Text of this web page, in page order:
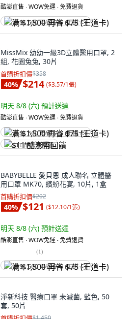
酷澎直售 ∙ WOW免運 ∙ 免費退貨
满 $1,500 再省 $75 (王道卡)
MissMix 幼幼一級3D立體醫用口罩, 2
組, 花園兔兔, 30片
首購折扣價$358
40% $214 ($3.57/1張)
明天 8/8 (六) 預計送達
酷澎直售 ∙ WOW免運 ∙ 免費退貨
满 $1,500 再省 $75 (王道卡)
$11 酷澎幣回饋
BABYBELLE 愛貝恩 成人聯名 立體醫
用口罩 MK70, 繽紛花宴, 10片, 1盒
首購折扣價$202
40% $121 ($12.10/1張)
明天 8/8 (六) 預計送達
酷澎直售 ∙ WOW免運 ∙ 免費退貨
(1)
满 $1,500 再省 $75 (王道卡)
淨新科技 醫療口罩 未滅菌, 藍色, 50
套, 50片